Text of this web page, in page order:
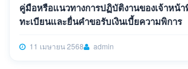
คู่มือหรือแนวทางการปฏิบัติงานของเจ้าหน้า
ทะเบียนและยื่นคำขอรับเงินเบี้ยความพิการ
11 เมษายน 2568 admin